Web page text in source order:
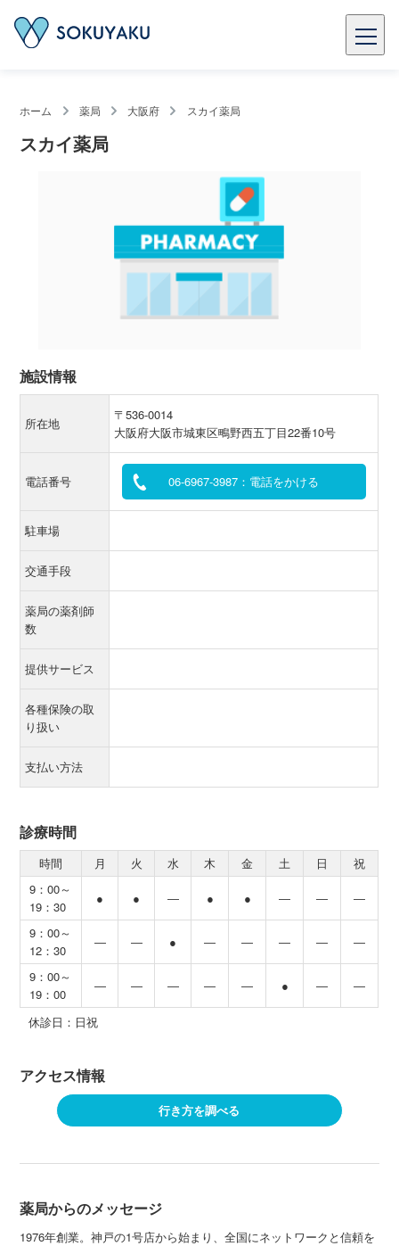
ホーム 薬局 大阪府 スカイ薬局
スカイ薬局
施設情報
所在地
〒536-0014
大阪府大阪市城東区鴫野西五丁目22番10号
電話番号 06-6967-3987：電話をかける
駐車場
交通手段
薬局の薬剤師
数
提供サービス
各種保険の取
り扱い
支払い方法
診療時間
時間 月 火 水 木 金 土 日
祝
9：00～
19：30
● ● ― ● ● ― ― ―
9：00～
12：30
― ― ● ― ― ― ― ―
9：00～
19：00
― ― ― ― ― ● ― ―
休診日：日祝
アクセス情報
行き方を調べる
薬局からのメッセージ
1976年創業。神戸の1号店から始まり、全国にネットワークと信頼を